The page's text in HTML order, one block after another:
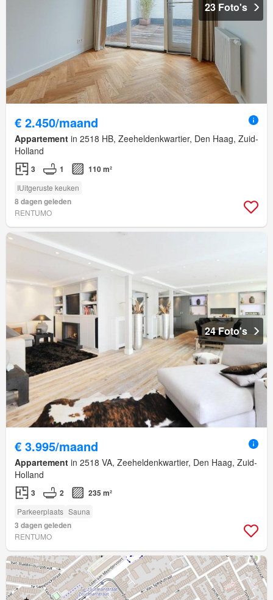
23 Foto's
€ 2.450/maand
Appartement in 2518 HB, Zeeheldenkwartier, Den Haag, Zuid-
Holland
3 1 110 m²
IUitgeruste keuken
8 dagen geleden
RENTUMO
24 Foto's
€ 3.995/maand
Appartement in 2518 VA, Zeeheldenkwartier, Den Haag, Zuid-
Holland
3 2 235 m²
Parkeerplaats Sauna
3 dagen geleden
RENTUMO